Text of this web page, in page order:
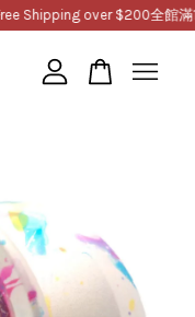
Shipping over $200全館滿